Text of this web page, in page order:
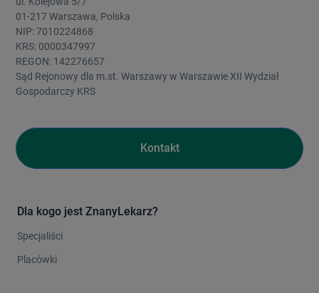
01-217 Warszawa, Polska
NIP: 7010224868
KRS: 0000347997
REGON: 142276657
Sąd Rejonowy dla m.st. Warszawy w Warszawie XII Wydział
Gospodarczy KRS
Kontakt
Dla kogo jest ZnanyLekarz?
Specjaliści
Placówki